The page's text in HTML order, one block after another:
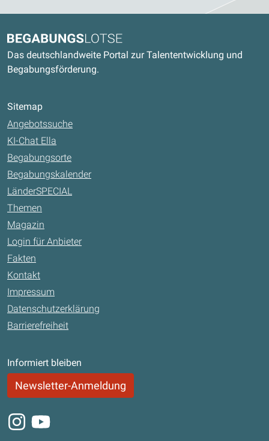
Begabungslotse
Das deutschlandweite Portal zur Talententwicklung und
Begabungsförderung.
Sitemap
Angebotssuche
KI-Chat Ella
Begabungsorte
Begabungskalender
LänderSPECIAL
Themen
Magazin
Login für Anbieter
Fakten
Kontakt
Impressum
Datenschutzerklärung
Barrierefreiheit
Informiert bleiben
Newsletter-Anmeldung
Instagram
Youtube